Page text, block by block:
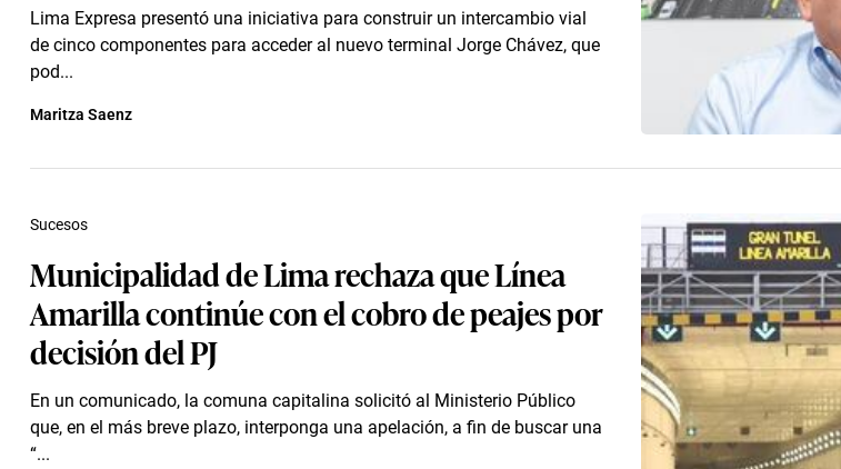
Lima Expresa presentó una iniciativa para construir un intercambio vial
de cinco componentes para acceder al nuevo terminal Jorge Chávez, que
pod...
Maritza Saenz
Municipalidad de Lima rechaza que Línea
Amarilla continúe con el cobro de peajes por
decisión del PJ
En un comunicado, la comuna capitalina solicitó al Ministerio Público
que, en el más breve plazo, interponga una apelación, a fin de buscar una
“...
Sucesos